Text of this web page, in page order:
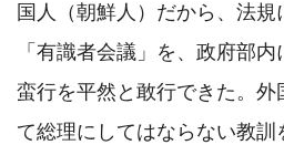
国人（朝鮮人）だから、法
「有識者会議」を、政府部内
蛮行を平然と敢行できた。外
て総理にしてはならない教